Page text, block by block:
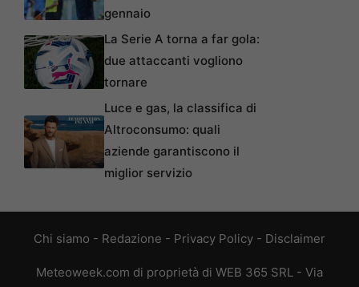
gennaio
La Serie A torna a far gola:
due attaccanti vogliono
tornare
Luce e gas, la classifica di
Altroconsumo: quali
aziende garantiscono il
miglior servizio
Chi siamo - Redazione - Privacy Policy - Disclaimer
Meteoweek.com di proprietà di WEB 365 SRL - Via